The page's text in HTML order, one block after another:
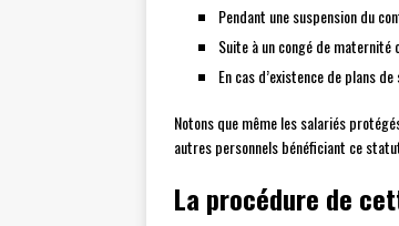
Pendant une suspension du
Suite à un congé de maternité
En cas d’existence de plans
Notons que même les salariés
autres personnels bénéficiant ce
La procédure de